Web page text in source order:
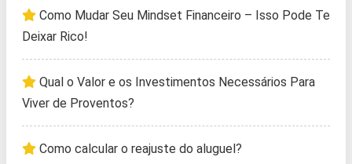
Como Mudar Seu Mindset Financeiro – Isso Pode Te
Deixar Rico!
Qual o Valor e os Investimentos Necessários Para
Viver de Proventos?
Como calcular o reajuste do aluguel?